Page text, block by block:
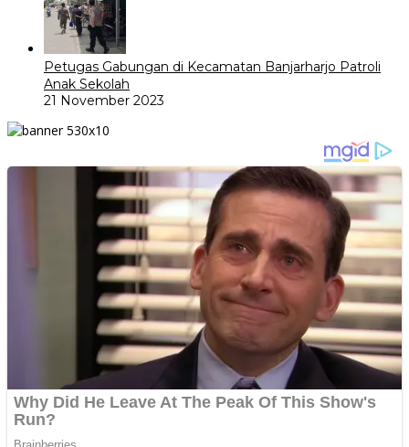
Petugas Gabungan di Kecamatan Banjarharjo Patroli
Anak Sekolah
21 November 2023